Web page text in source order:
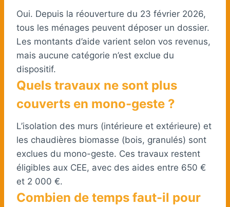
Oui. Depuis la réouverture du 23 février 2026,
tous les ménages peuvent déposer un dossier.
Les montants d’aide varient selon vos revenus,
mais aucune catégorie n’est exclue du
dispositif.
Quels travaux ne sont plus
couverts en mono-geste ?
L’isolation des murs (intérieure et extérieure) et
les chaudières biomasse (bois, granulés) sont
exclues du mono-geste. Ces travaux restent
éligibles aux CEE, avec des aides entre 650 €
et 2 000 €.
Combien de temps faut-il pour